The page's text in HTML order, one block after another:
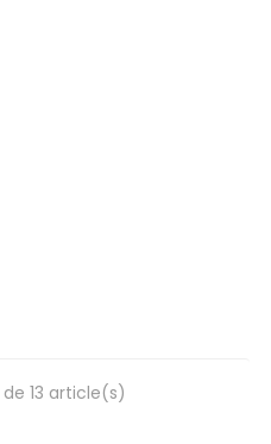
13 article(s)